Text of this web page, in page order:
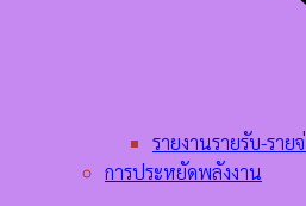
รายงานรายรับ-ราย
การประหยัดพลังงาน